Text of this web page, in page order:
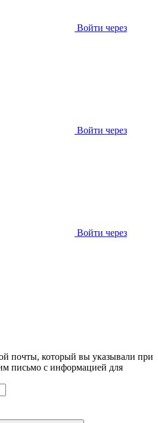
Войти через
Войти через
Войти через
почты, который вы указывали при
письмо с информацией для